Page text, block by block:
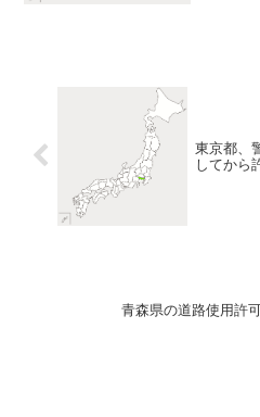
東京都、
してから
青森県の道路使用許